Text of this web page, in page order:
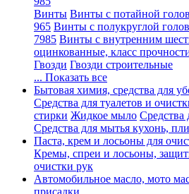
Винты Винты с потайной
965 Винты с полукруглой
7985 Винты с внутренним
оцинкованные, класс
Гвозди Гвозди строительные
... Показать все
Бытовая химия, средства для
Средства для туалетов и
стирки Жидкое мыло Средства
Средства для мытья кухонь,
Паста, крем и лосьоны для
Кремы, спреи и лосьоны,
очистки рук
Автомобильное масло, мото
присадки